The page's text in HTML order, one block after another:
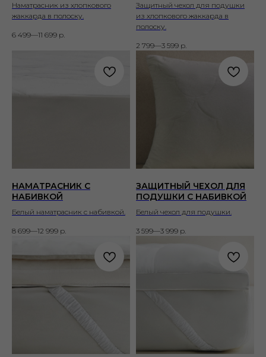
Наматрасник из хлопкового
жаккарда в полоску.
6 499—11 699 р.
Защитный чехол для подушки
из хлопкового жаккарда в
полоску.
2 799—3 599 р.
НАМАТРАСНИК С
НАБИВКОЙ
Белый наматрасник с набивкой.
8 699—12 999 р.
ЗАЩИТНЫЙ ЧЕХОЛ ДЛЯ
ПОДУШКИ С НАБИВКОЙ
Белый чехол для подушки.
3 599—3 999 р.